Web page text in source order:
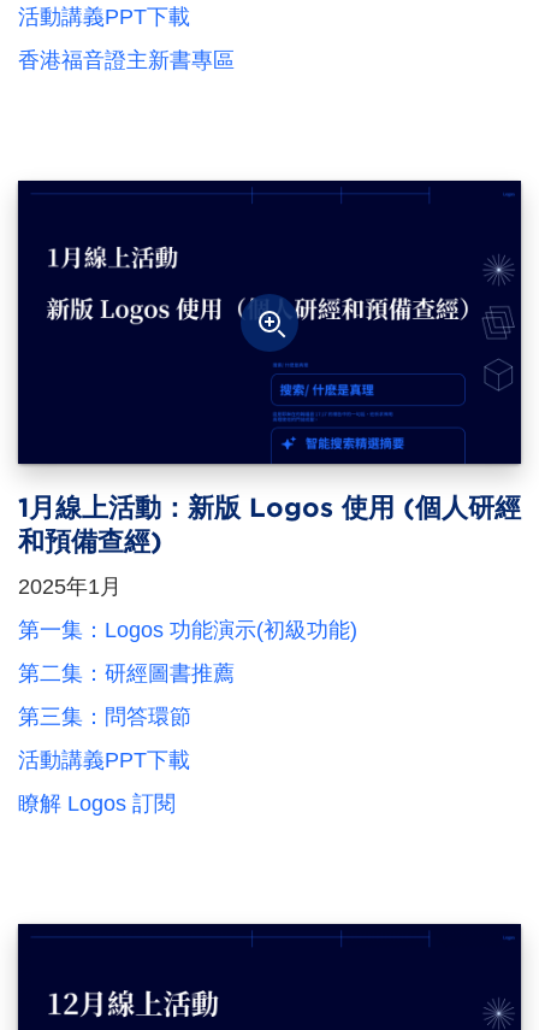
活動講義PPT下載
香港福音證主新書專區
1月線上活動：新版 Logos 使用 (個人研經
和預備查經)
2025年1月
第一集：Logos 功能演示(初級功能)
第二集：研經圖書推薦
第三集：問答環節
活動講義PPT下載
瞭解 Logos 訂閱